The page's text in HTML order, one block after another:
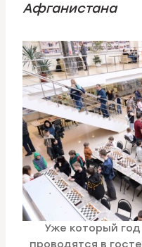
Афганистана
Уже который
проводятся в